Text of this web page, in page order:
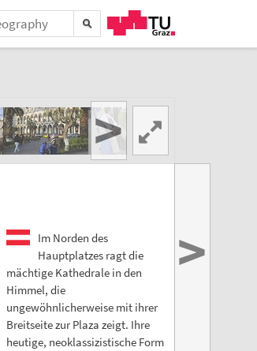
>
Im Norden des
Hauptplatzes ragt die
mächtige Kathedrale in den
Himmel, die
ungewöhnlicherweise mit ihrer
Breitseite zur Plaza zeigt. Ihre
heutige, neoklassizistische Form
>